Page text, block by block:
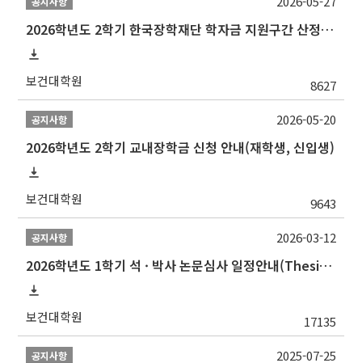
2026학년도 2학기 한국장학재단 학자금 지원구간 산정 신청 안내
보건대학원 8627
공지사항
2026학년도 2학기 교내장학금 신청 안내(재학생, 신입생)
보건대학원 9643
2026-05-20
공지사항
2026학년도 1학기 석 · 박사 논문심사 일정안내(Thesis Defense Schedules)
보건대학원 17135
2026-03-12
공지사항 2025-07-25